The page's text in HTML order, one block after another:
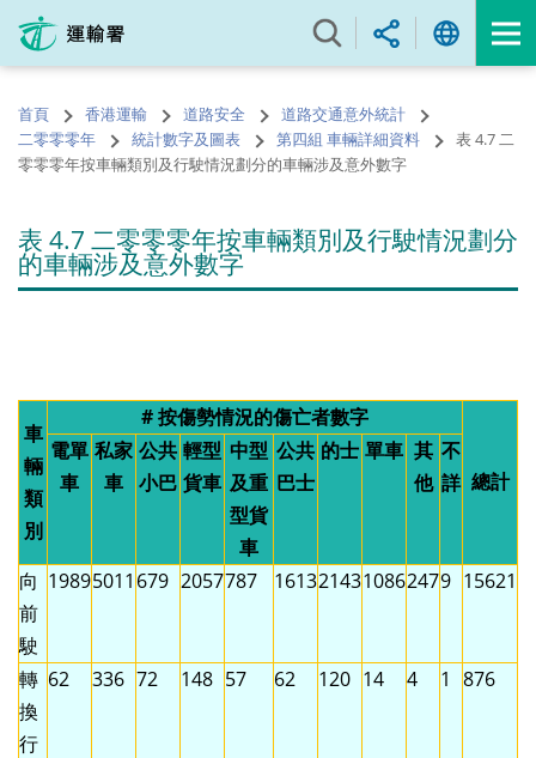
內
的
開
始
首頁 香港運輸 道路安全
道路交通意外統計
二零零零年
統計數字及圖表 第四組 車輛詳細資料
表 4.7 二
零零零年按車輛類別及行駛情況劃分的車輛涉及意外數字
表 4.7 二零零零年按車輛類別及行駛情況劃分
的車輛涉及意外數字
車
輛
類
別
# 按傷勢情況的傷亡者數字
總計
電單
車
私家
車
公共
小巴
輕型
貨車
中型
及重
型貨
車
公共
巴士
的士 單車 其
他
不
詳
向
前
駛
19895011 679 2057787 1613214310862479 15621
轉
換
行
62 336 72 148 57 62 120 14 4 1 876